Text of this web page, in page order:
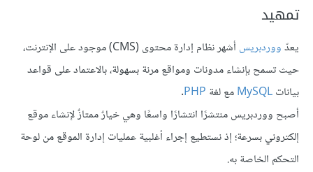
تمهيد
يعدّووردبريس
أشهر نظام إدارة محتوى (CMS) موجود على الإنترنت،
حيث تسمح بإنشاء مدونات ومواقع مرنة بسهولة، بالاعتماد على قواعد
بياناتMySQLمع لغة PHP
.
أصبح ووردبريس منتشرًا انتشارًا واسعًا وهي خيارٌ ممتازٌ لإنشاء موقع
إلكتروني بسرعة؛ إذ نستطيع إجراء أغلبية عمليات إدارة الموقع من لوحة
التحكم الخاصة به.